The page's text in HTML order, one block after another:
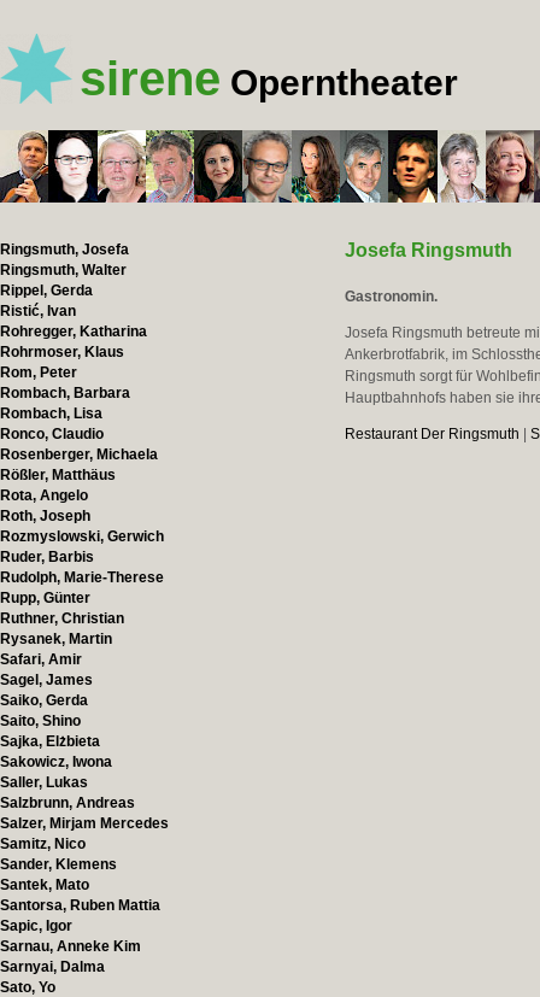
sirene Operntheater
Ringsmuth, Josefa
Ringsmuth, Walter
Rippel, Gerda
Ristić, Ivan
Rohregger, Katharina
Rohrmoser, Klaus
Rom, Peter
Rombach, Barbara
Rombach, Lisa
Ronco, Claudio
Rosenberger, Michaela
Rößler, Matthäus
Rota, Angelo
Roth, Joseph
Rozmyslowski, Gerwich
Ruder, Barbis
Rudolph, Marie-Therese
Rupp, Günter
Ruthner, Christian
Rysanek, Martin
Safari, Amir
Sagel, James
Saiko, Gerda
Saito, Shino
Sajka, Elżbieta
Sakowicz, Iwona
Saller, Lukas
Salzbrunn, Andreas
Salzer, Mirjam Mercedes
Samitz, Nico
Sander, Klemens
Santek, Mato
Santorsa, Ruben Mattia
Sapic, Igor
Sarnau, Anneke Kim
Sarnyai, Dalma
Sato, Yo
Josefa Ringsmuth
Gastronomin.
Josefa Ringsmuth betreute
Ankerbrotfabrik, im
Ringsmuth sorgt für
Hauptbahnhofs haben sie
Restaurant Der Ringsmuth |